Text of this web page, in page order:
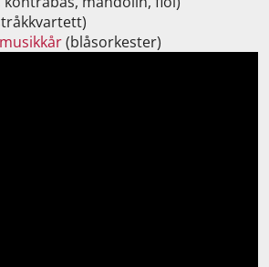
(blåsorkester)